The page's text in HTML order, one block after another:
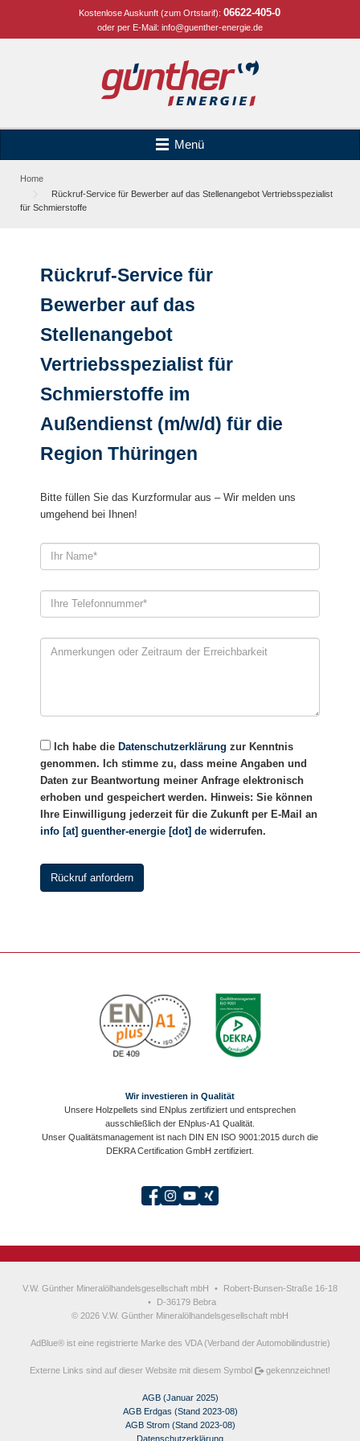
Kostenlose Auskunft (zum Ortstarif):06622-405-0
oder per E-Mail: info@guenther-energie.de
Menü
Home
Rückruf-Service für Bewerber auf das Stellenangebot Vertriebsspezialist
für Schmierstoffe
Rückruf-Service für
Bewerber auf das
Stellenangebot
Vertriebsspezialist für
Schmierstoffe im
Außendienst (m/w/d) für die
Region Thüringen
Bitte füllen Sie das Kurzformular aus – Wir melden uns
umgehend bei Ihnen!
Bitte lasse dieses Feld leer.
Ich habe die Datenschutzerklärung zur Kenntnis
genommen. Ich stimme zu, dass meine Angaben und
Daten zur Beantwortung meiner Anfrage elektronisch
erhoben und gespeichert werden. Hinweis: Sie können
Ihre Einwilligung jederzeit für die Zukunft per E-Mail an
info [at] guenther-energie [dot] de widerrufen.
Wir investieren in Qualität
Unsere Holzpellets sind ENplus zertifiziert und entsprechen
ausschließlich der ENplus-A1 Qualität.
Unser Qualitätsmanagement ist nach DIN EN ISO 9001:2015 durch die
DEKRA Certification GmbH zertifiziert.
V.W. Günther Mineralölhandelsgesellschaft mbH •
Robert-Bunsen-Straße 16-18
•
D-36179 Bebra
© 2026 V.W. Günther Mineralölhandelsgesellschaft mbH
AdBlue® ist eine registrierte Marke des VDA (Verband der Automobilindustrie)
Externe Links sind auf dieser Website mit diesem Symbol gekennzeichnet!
AGB (Januar 2025)
AGB Erdgas (Stand 2023-08)
AGB Strom (Stand 2023-08)
Datenschutzerklärung